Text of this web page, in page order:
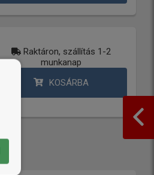
Raktáron, szállítás 1-2
munkanap
KOSÁRBA